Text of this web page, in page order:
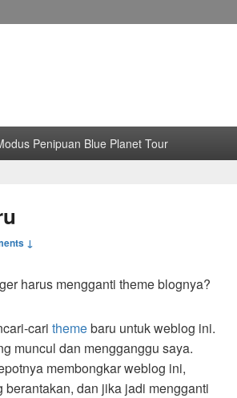
Penipuan Blue Planet Tour
↓
harus mengganti theme blognya?
cari themebaru untuk weblog ini.
muncul dan mengganggu saya.
membongkar weblog ini,
dan jika jadi mengganti